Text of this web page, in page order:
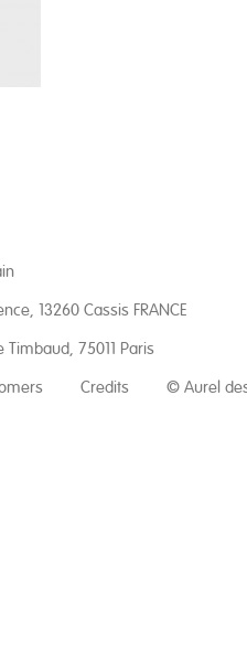
13260 Cassis FRANCE
75011 Paris
Credits © Aurel